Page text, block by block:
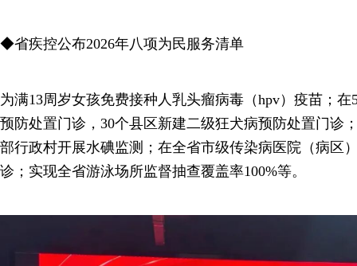
◆省疾控公布2026年八项为民服务清单
为满13周岁女孩免费接种人乳头瘤病毒（hpv）疫苗；
预防处置门诊，30个县区新建二级狂犬病预防处置门诊
部行政村开展水碘监测；在全省市级传染病医院（病区
诊；实现全省游泳场所监督抽查覆盖率100%等。